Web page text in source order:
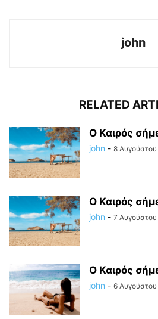
john
RELATED
Ο Καιρός
john - 8
Ο Καιρός
john - 7
Ο Καιρός
john - 6